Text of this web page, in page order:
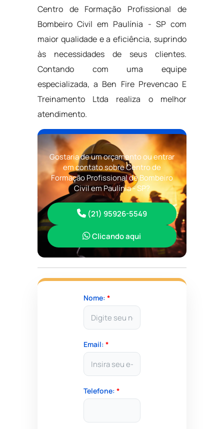
Centro de Formação Profissional de
Bombeiro Civil em Paulínia - SP com
maior qualidade e a eficiência, suprindo
às necessidades de seus clientes.
Contando com uma equipe
especializada, a Ben Fire Prevencao E
Treinamento Ltda realiza o melhor
atendimento.
Gostaria de um orçamento ou entrar
em contato sobre Centro de
Formação Profissional de Bombeiro
Civil em Paulínia - SP?
(21) 95926-5549
Clicando aqui
Nome: *
Email: *
Telefone: *